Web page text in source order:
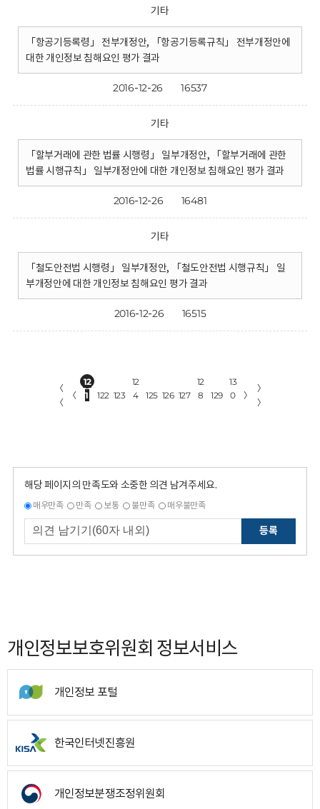
기타
「항공기등록령」 전부개정안, 「항공기등록규칙」 전부개정안에
대한 개인정보 침해요인 평가 결과
2016-12-26 16537
기타
「할부거래에 관한 법률 시행령」 일부개정안, 「할부거래에 관한
법률 시행규칙」 일부개정안에 대한 개인정보 침해요인 평가 결과
2016-12-26 16481
기타
「철도안전법 시행령」 일부개정안, 「철도안전법 시행규칙」 일
부개정안에 대한 개인정보 침해요인 평가 결과
2016-12-26 16515
〈
〈
〈
12
1
122 123
12
4
125 126 127
12
8
129
13
0
〉
〉
〉
해당 페이지의 만족도와 소중한 의견 남겨주세요.
매우만족 만족 보통 불만족 매우불만족
등록
개인정보보호위원회 정보서비스
개인정보 포털
한국인터넷진흥원
개인정보분쟁조정위원회